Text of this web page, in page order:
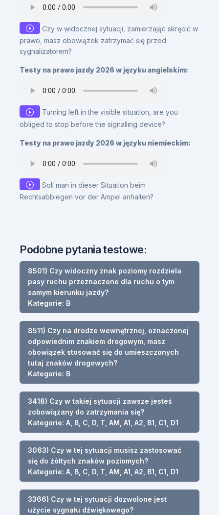
Czy w widocznej sytuacji, zamierzając skręcić w
prawo, masz obowiązek zatrzymać się przed
sygnalizatorem?
Testy na prawo jazdy 2026 w języku angielskim:
Turning left in the visible situation, are you
obliged to stop before the signalling device?
Testy na prawo jazdy 2026 w języku niemieckim:
Soll man in dieser Situation beim
Rechtsabbiegen vor der Ampel anhalten?
Podobne pytania testowe:
8501) Czy widoczny znak poziomy rozdziela
pasy ruchu przeznaczone dla ruchu o tym
samym kierunku jazdy?
Kategorie: B
8511) Czy na drodze wewnętrznej, oznaczonej
odpowiednim znakiem drogowym, masz
obowiązek stosować się do umieszczonych
tutaj znaków drogowych?
Kategorie: B
3418) Czy w takiej sytuacji zawsze jesteś
zobowiązany do zatrzymania się?
Kategorie: A, B, C, D, T, AM, A1, A2, B1, C1, D1
3063) Czy w tej sytuacji musisz zastosować
się do żółtych znaków poziomych?
Kategorie: A, B, C, D, T, AM, A1, A2, B1, C1, D1
3366) Czy w tej sytuacji dozwolone jest
użycie sygnału dźwiękowego?